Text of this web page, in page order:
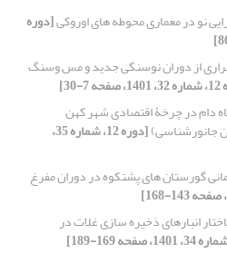
نو در معماری محوطه های اوروکی[دوره
از دوران نوسنگی جدید و مس وسنگ
30]
دام در چرخۀ اقتصادی شهر کهن
جانورشناسی) [دوره 12، شماره 35،
گورستان های پشتکوه در دوران مفرغ
انبارهای ذخیره سازی غلات در